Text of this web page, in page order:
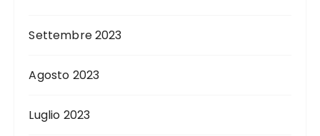
Settembre 2023
Agosto 2023
Luglio 2023